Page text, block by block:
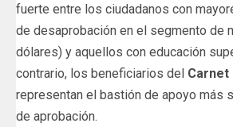
fuerte entre los ciudadanos con
de desaprobación en el segmento de
dólares) y aquellos con educación
contrario, los beneficiarios del Carnet
representan el bastión de apoyo más
de aprobación.